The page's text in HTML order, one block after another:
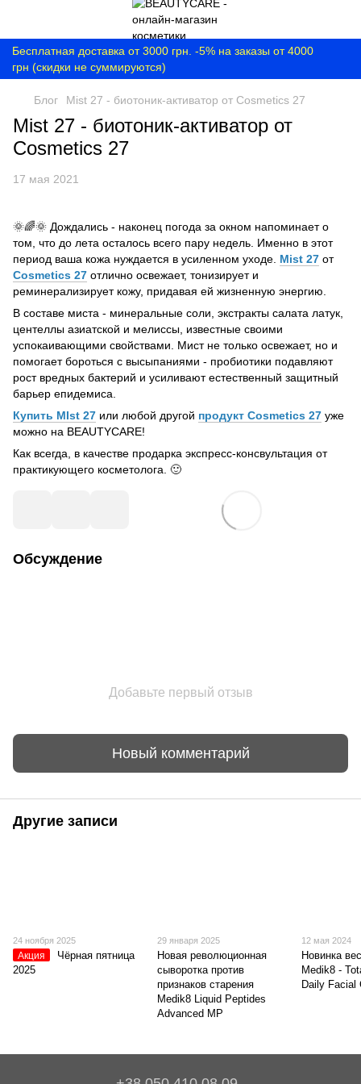
Бесплатная доставка от 3000 грн. -5% на заказы от 4000
грн (скидки не суммируются)
Блог Mist 27 - биотоник-активатор от Cosmetics 27
Mist 27 - биотоник-активатор от
Cosmetics 27
17 мая 2021
🌞🌈🌞 Дождались - наконец погода за окном напоминает о
том, что до лета осталось всего пару недель. Именно в этот
период ваша кожа нуждается в усиленном уходе. Mist 27 от
Cosmetics 27 отлично освежает, тонизирует и
реминерализирует кожу, придавая ей жизненную энергию.
В составе миста - минеральные соли, экстракты салата латук,
центеллы азиатской и мелиссы, известные своими
успокаивающими свойствами. Мист не только освежает, но и
помогает бороться с высыпаниями - пробиотики подавляют
рост вредных бактерий и усиливают естественный защитный
барьер епидемиса.
Купить MIst 27 или любой другой продукт Cosmetics 27 уже
можно на BEAUTYCARE!
Как всегда, в качестве продарка экспресс-консвультация от
практикующего косметолога. 🙂
Обсуждение
Добавьте первый отзыв
Новый комментарий
Другие записи
24 ноября 2025
Акция
Чёрная пятница
2025
29 января 2025
Новая революционная
сыворотка против
признаков старения
Medik8 Liquid Peptides
Advanced MP
12 мая 2024
Новинка
Medik8 -
Daily Facial